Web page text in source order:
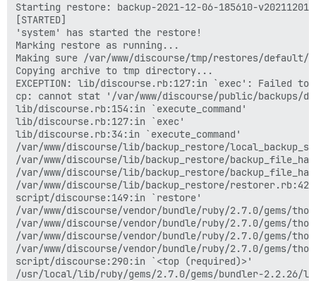
Starting restore: backup-2021-12-06-185610-
[STARTED]
'system' has started the restore!
Marking restore as running...
Making sure /var/www/discourse/tmp/restores/default/
Copying archive to tmp directory...
EXCEPTION: lib/discourse.rb:127:in `exec': Failed
cp: cannot stat '/var/www/discourse/public/backups/
lib/discourse.rb:154:in `execute_command'
lib/discourse.rb:127:in `exec'
lib/discourse.rb:34:in `execute_command'
/var/www/discourse/lib/backup_restore/
/var/www/discourse/lib/backup_restore/
/var/www/discourse/lib/backup_restore/
/var/www/discourse/lib/backup_restore/
script/discourse:149:in `restore'
/var/www/discourse/vendor/bundle/ruby/2.7.0/gems/
/var/www/discourse/vendor/bundle/ruby/2.7.0/gems/
/var/www/discourse/vendor/bundle/ruby/2.7.0/
/var/www/discourse/vendor/bundle/ruby/2.7.0/
script/discourse:290:in `<top (required)>'
/usr/local/lib/ruby/gems/2.7.0/gems/bundler-